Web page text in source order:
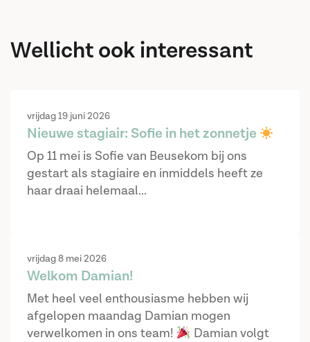
Wellicht ook interessant
vrijdag 19 juni 2026
Nieuwe stagiair: Sofie in het zonnetje
Op 11 mei is Sofie van Beusekom bij ons
gestart als stagiaire en inmiddels heeft ze
haar draai helemaal...
vrijdag 8 mei 2026
Welkom Damian!
Met heel veel enthousiasme hebben wij
afgelopen maandag Damian mogen
verwelkomen in ons team!
Damian volgt